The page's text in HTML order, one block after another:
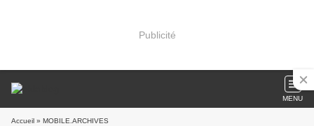
Publicité
MENU
Accueil » MOBILE.ARCHIVES